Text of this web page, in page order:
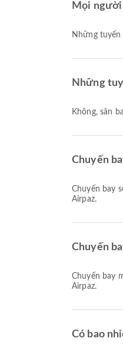
Mọi người
Những
Những
Không, sân
Chuyến
Chuyến bay sớm nhất đến Abuja do khai thác với mã chuyến bay Q9311 khởi hành lúc 08:00. Bạn có thể xem lịch bay này và so sánh các lựa chọn chuyến bay khác trên
Airpaz.
Chuyến
Chuyến bay muộn nhất đến Abuja do khai thác với mã chuyến bay OF1181 khởi hành lúc 08:35. Bạn có thể xem lịch bay này và so sánh các lựa chọn chuyến bay khác trên
Airpaz.
Có bao